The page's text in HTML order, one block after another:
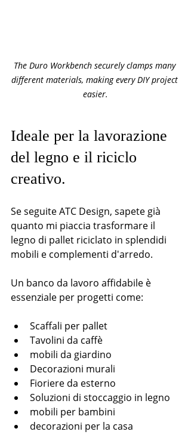
The Duro Workbench securely clamps many
different materials, making every DIY project
easier.
Ideale per la lavorazione
del legno e il riciclo
creativo.
Se seguite ATC Design, sapete già
quanto mi piaccia trasformare il
legno di pallet riciclato in splendidi
mobili e complementi d'arredo.
Un banco da lavoro affidabile è
essenziale per progetti come:
Scaffali per pallet
Tavolini da caffè
mobili da giardino
Decorazioni murali
Fioriere da esterno
Soluzioni di stoccaggio in legno
mobili per bambini
decorazioni per la casa